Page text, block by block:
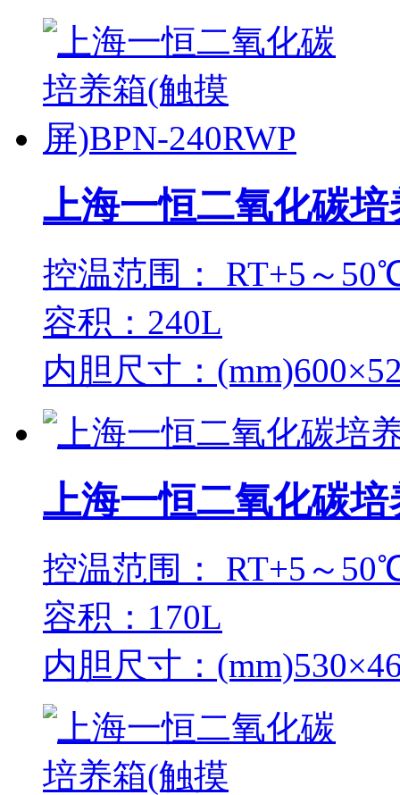
上海一恒二氧化碳
控温范围： RT+5～
容积：240L
内胆尺寸：
上海一恒二氧化碳
控温范围： RT+5～
容积：170L
内胆尺寸：